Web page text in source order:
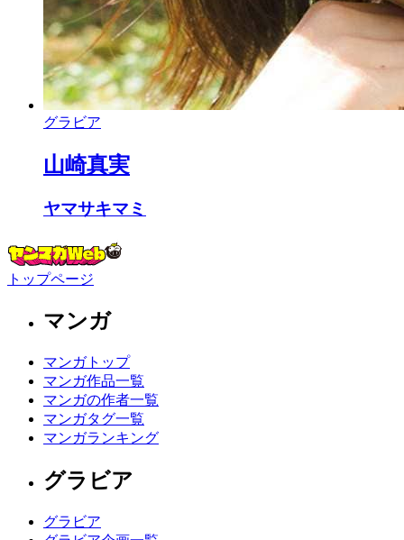
グラビア
山崎真実
ヤマサキマミ
トップページ
マンガ
マンガトップ
マンガ作品一覧
マンガの作者一覧
マンガタグ一覧
マンガランキング
グラビア
グラビア